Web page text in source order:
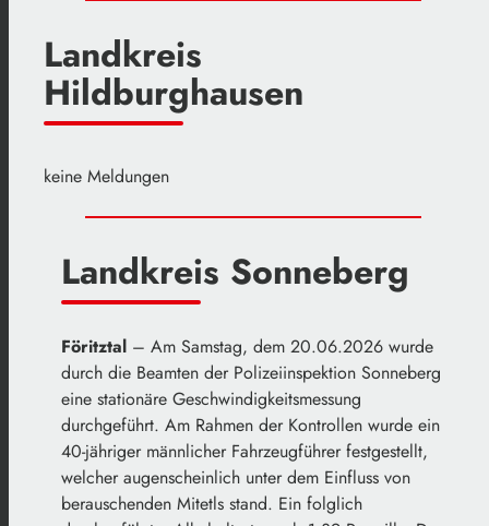
Landkreis
Hildburghausen
keine Meldungen
Landkreis Sonneberg
Föritztal – Am Samstag, dem 20.06.2026 wurde
durch die Beamten der Polizeiinspektion Sonneberg
eine stationäre Geschwindigkeitsmessung
durchgeführt. Am Rahmen der Kontrollen wurde ein
40-jähriger männlicher Fahrzeugführer festgestellt,
welcher augenscheinlich unter dem Einfluss von
berauschenden Mitetls stand. Ein folglich